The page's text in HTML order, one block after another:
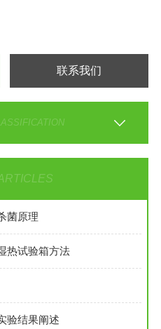
联系我们
菌原理
热试验箱方法
验结果阐述